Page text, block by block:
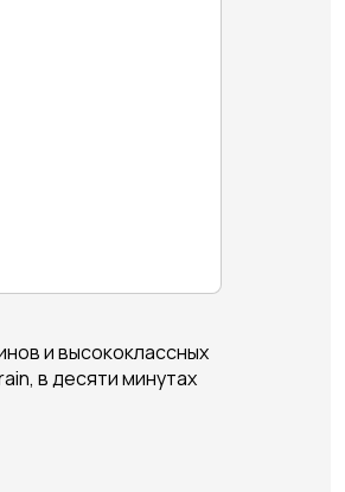
и высококлассных
в десяти минутах